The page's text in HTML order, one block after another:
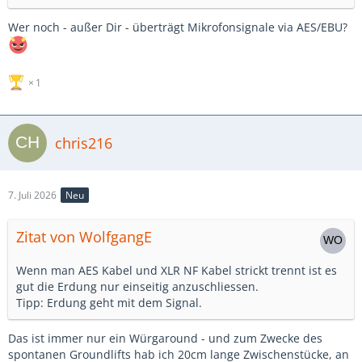
Wer noch - außer Dir - überträgt Mikrofonsignale via AES/EBU?
1
chris216
7. Juli 2026 Neu
Zitat von WolfgangE
Wenn man AES Kabel und XLR NF Kabel strickt trennt ist es
gut die Erdung nur einseitig anzuschliessen.
Tipp: Erdung geht mit dem Signal.
Das ist immer nur ein Würgaround - und zum Zwecke des
spontanen Groundlifts hab ich 20cm lange Zwischenstücke, an